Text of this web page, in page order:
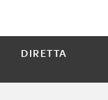
DIRETTA